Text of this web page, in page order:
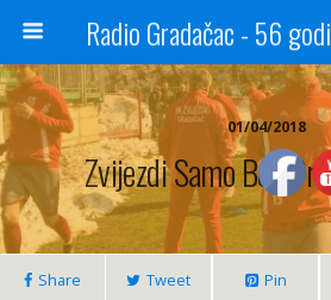
01/04/2018
Zvijezdi Samo Bod
Share Tweet Pin